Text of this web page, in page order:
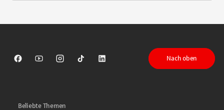
Sparkasse auf Facebook
Sparkasse auf Youtube
Sparkasse auf Instagram
Sparkasse auf TikTok
Sparkasse auf LinkedIn
Nach oben
Beliebte Themen